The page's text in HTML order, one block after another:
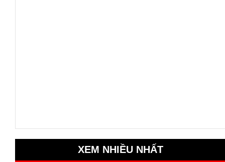
XEM NHIỀU NHẤT